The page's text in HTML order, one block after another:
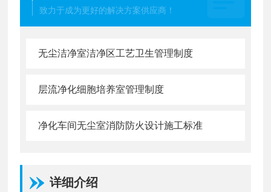
致力于成为更好的解决方案供应商！
无尘洁净室洁净区工艺卫生管理制度
层流净化细胞培养室管理制度
净化车间无尘室消防防火设计施工标准
详细介绍